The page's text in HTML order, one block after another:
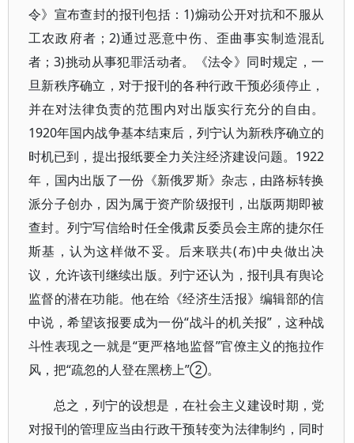
令》宣布查封的报刊包括：1)煽动公开对抗和不服从
工农政府者；2)通过恶意中伤、歪曲事实制造混乱
者；3)挑动从事犯罪活动者。《法令》同时规定，一
旦新秩序确立，对于报刊的各种行政干预必须停止，
并在对法律负责的范围内对出版实行充分的自由。
1920年国内战争基本结束后，列宁认为新秩序确立的
时机已到，提出报纸要全力关注经济建设问题。1922
年，国内出版了一份《新俄罗斯》杂志，由路标转换
派分子创办，因为属于资产阶级报刊，出版两期即被
查封。列宁写信给时任全俄肃反委员会主席的捷尔任
斯基，认为这样做不妥。后来联共(布)中央做出决
议，允许该刊继续出版。列宁还认为，报刊具有舆论
监督的潜在功能。他在给《经济生活报》编辑部的信
中说，希望该报要成为一份“战斗的机关报”，这种战
斗性表现之一就是“更严格地监督”官僚主义的拖拉作
风，把“疏忽的人登在黑榜上”②。
总之，列宁的设想是，在社会主义建设时期，党
对报刊的管理应当由行政干预转变为法律制约，同时